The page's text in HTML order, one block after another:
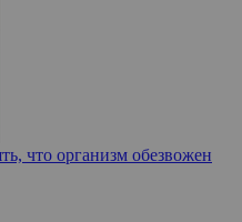
что организм обезвожен